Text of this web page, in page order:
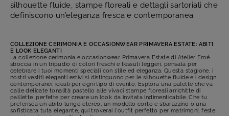
silhouette fluide, stampe floreali e dettagli sartoriali che
definiscono un’eleganza fresca e contemporanea.
COLLEZIONE CERIMONIA E OCCASIONWEAR PRIMAVERA ESTATE: ABITI
E LOOK ELEGANTI
La collezione cerimonia e occasionwear Primavera Estate di Atelier Emé
sboccia in un tripudio di colori freschi e tessuti leggeri, pensata per
celebrare i tuoi momenti speciali con stile ed eleganza. Questa stagione, i
nostri vestiti eleganti estivi si distinguono per le silhouette fluide e i design
contemporanei, ideali per ogni tipo di evento. Esplora una palette che va
dalle delicate tonalità pastello alle vivaci stampe floreali arrichitte di
paillette, perfette per creare un look da invitata indimenticabile. Che tu
preferisca un abito lungo etereo, un modello corto e sbarazzino o una
sofisticata tuta elegante, qui troverai l'outfit perfetto per matrimoni, feste